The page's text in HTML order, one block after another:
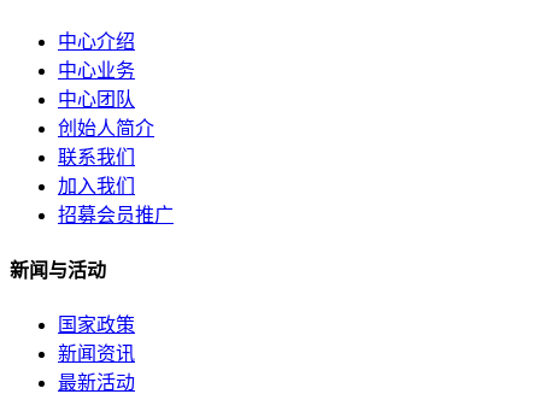
中心介绍
中心业务
中心团队
创始人简介
联系我们
加入我们
招募会员推广
新闻与活动
国家政策
新闻资讯
最新活动